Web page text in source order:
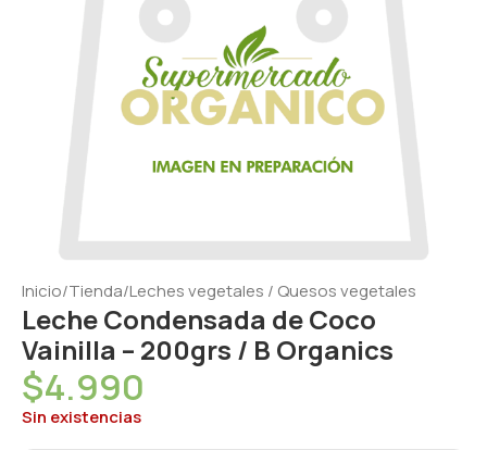
Inicio/Tienda/Leches vegetales / Quesos vegetales
Leche Condensada de Coco
Vainilla – 200grs / B Organics
$4.990
Sin existencias